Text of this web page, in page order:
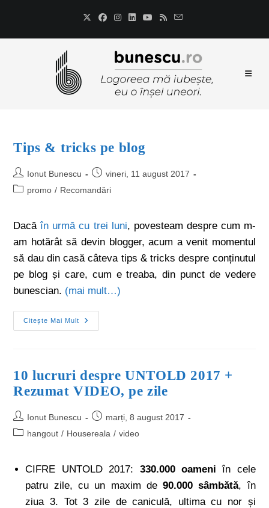
Tips & tricks pe blog
Ionut Bunescu
vineri, 11 august 2017
promo / Recomandări
Dacăîn urmă cu trei luni, povesteam despre cum m-
am hotărât să devin blogger, acum a venit momentul
să dau din casă câteva tips & tricks despre conținutul
pe blog și care, cum e treaba, din punct de vedere
bunescian. (mai mult…)
Citește Mai Mult
10 lucruri despre UNTOLD 2017 +
Rezumat VIDEO, pe zile
Ionut Bunescu
marți, 8 august 2017
hangout / Housereala / video
CIFRE UNTOLD 2017: 330.000 oameni în cele
patru zile, cu un maxim de90.000 sâmbătă, în
ziua 3. Tot 3 zile de caniculă, ultima cu nor și